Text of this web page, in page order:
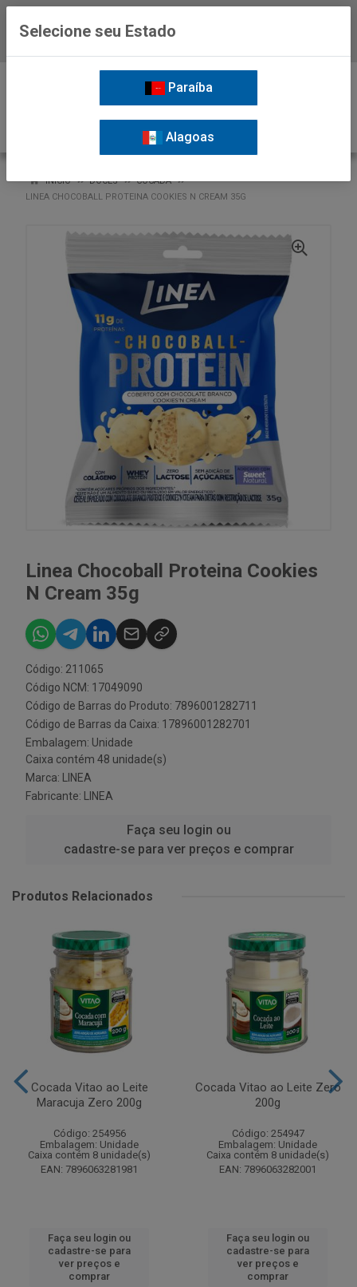
INÍCIO DOCES
COCADA
LINEA CHOCOBALL PROTEINA COOKIES N CREAM 35G
Linea Chocoball Proteina Cookies
N Cream 35g
Código: 211065
Código NCM: 17049090
Código de Barras do Produto: 7896001282711
Código de Barras da Caixa: 17896001282701
Embalagem: Unidade
Caixa contém 48 unidade(s)
Marca:
LINEA
Fabricante:
LINEA
Faça seu login ou
cadastre-se para ver preços e comprar
Produtos Relacionados
Cocada Vitao ao Leite
Maracuja Zero 200g
Código: 254956
Embalagem: Unidade
Caixa contém 8 unidade(s)
EAN: 7896063281981
Faça seu login ou
cadastre-se para
ver preços e
comprar
Cocada Vitao ao Leite Zero
200g
Código: 254947
Embalagem: Unidade
Caixa contém 8 unidade(s)
EAN: 7896063282001
Faça seu login ou
cadastre-se para
ver preços e
comprar
Selecione seu Estado
Paraíba
Alagoas